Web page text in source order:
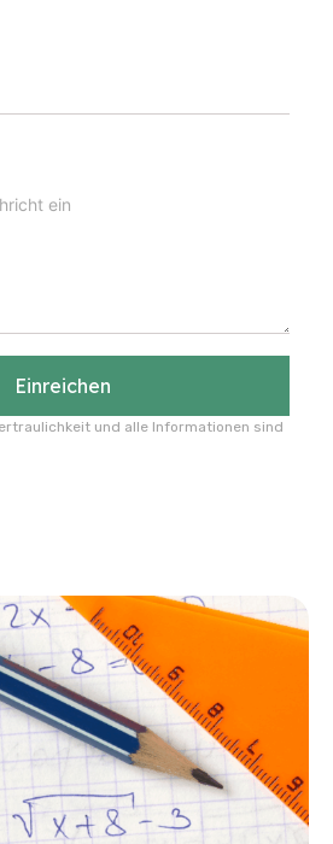
Einreichen
und alle Informationen sind